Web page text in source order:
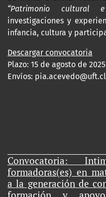
“Patrimonio cultural
investigaciones y
infancia, cultura y
Descargar convocatoria
Plazo: 15 de agosto de 2025
Envíos:
Convocatoria:
formadoras(es) en
a la generación de